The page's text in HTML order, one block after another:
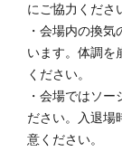
にご協力くださ
・会場内の換
います。体調を
ください。
・会場ではソ
ださい。入退場
意ください。